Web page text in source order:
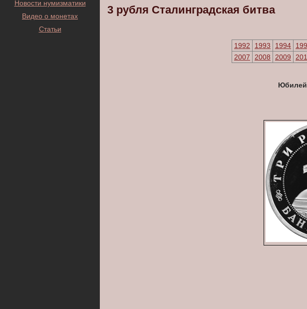
Новости нумизматики
Видео о монетах
Статьи
3 рубля Сталинградская битва
1992
1993 1994
2007
2008 2009